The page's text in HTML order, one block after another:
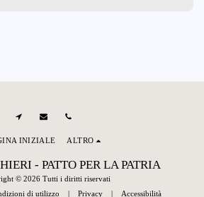
- PATTO PER LA PATRIA
© 2026 Tutti i diritti riservati
di utilizzo | Privacy| Accessibilità
INIZIALE ALTRO